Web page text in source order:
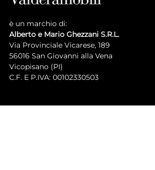
è un marchio di:
Alberto e Mario Ghezzani S.R.L.
Via Provinciale Vicarese, 189
56016 San Giovanni alla Vena
Vicopisano (PI)
C.F. E P.IVA: 00102330503